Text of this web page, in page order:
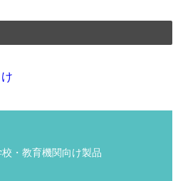
校・教育機関向け製品